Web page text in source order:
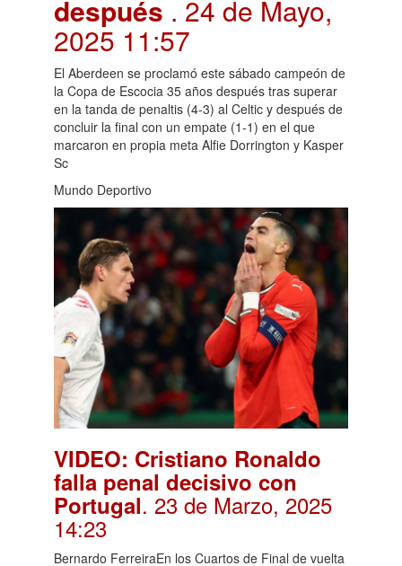
después . 24 de Mayo,
2025 11:57
El Aberdeen se proclamó este sábado campeón de
la Copa de Escocia 35 años después tras superar
en la tanda de penaltis (4-3) al Celtic y después de
concluir la final con un empate (1-1) en el que
marcaron en propia meta Alfie Dorrington y Kasper
Sc
Mundo Deportivo
VIDEO: Cristiano Ronaldo
falla penal decisivo con
Portugal. 23 de Marzo, 2025
14:23
Bernardo FerreiraEn los Cuartos de Final de vuelta